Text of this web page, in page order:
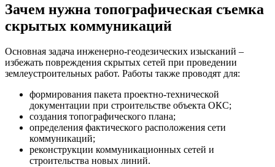
Зачем нужна топографическая съемка
скрытых коммуникаций
Основная задача инженерно-геодезических изысканий –
избежать повреждения скрытых сетей при проведении
землеустроительных работ. Работы также проводят для:
формирования пакета проектно-технической
документации при строительстве объекта ОКС;
создания топографического плана;
определения фактического расположения сети
коммуникаций;
реконструкции коммуникационных сетей и
строительства новых линий.